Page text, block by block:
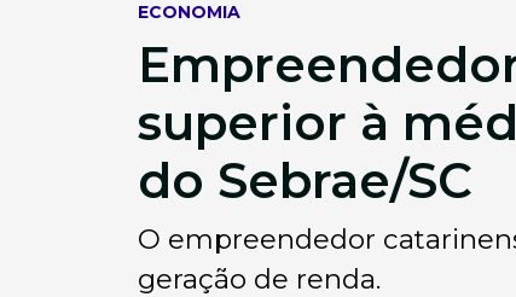
ECONOMIA
superior à
do Sebrae/SC
O empreendedor
geração de renda.